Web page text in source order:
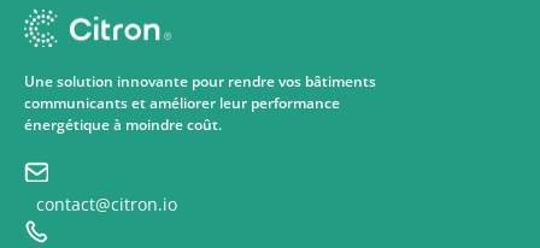
Une solution innovante pour rendre vos bâtiments
communicants et améliorer leur performance
énergétique à moindre coût.
contact@citron.io